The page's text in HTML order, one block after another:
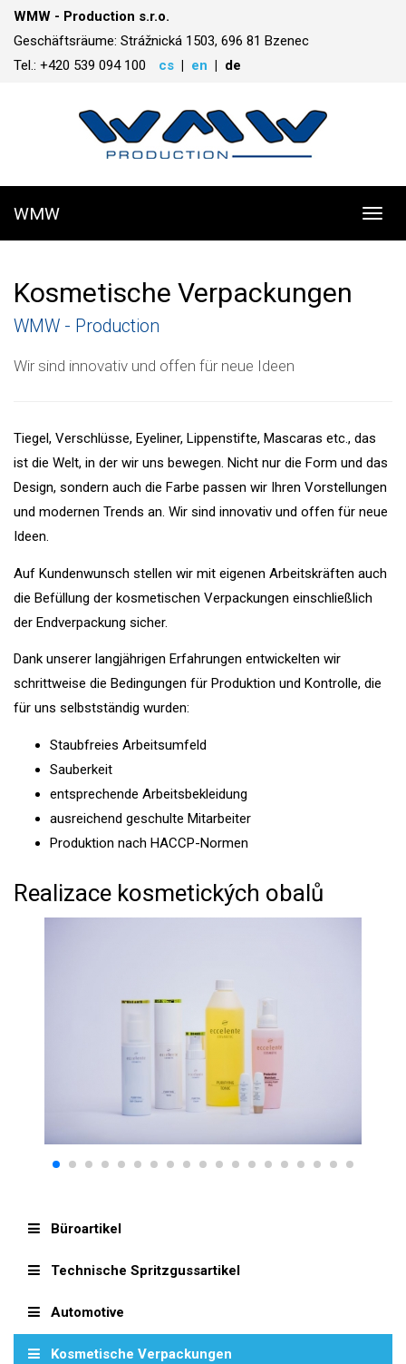
WMW - Production s.r.o.
Geschäftsräume: Strážnická 1503, 696 81 Bzenec
Tel.: +420 539 094 100
cs en de
WMW
Kosmetische Verpackungen
WMW - Production
Wir sind innovativ und offen für neue Ideen
Tiegel, Verschlüsse, Eyeliner, Lippenstifte, Mascaras etc., das
ist die Welt, in der wir uns bewegen. Nicht nur die Form und das
Design, sondern auch die Farbe passen wir Ihren Vorstellungen
und modernen Trends an. Wir sind innovativ und offen für neue
Ideen.
Auf Kundenwunsch stellen wir mit eigenen Arbeitskräften auch
die Befüllung der kosmetischen Verpackungen einschließlich
der Endverpackung sicher.
Dank unserer langjährigen Erfahrungen entwickelten wir
schrittweise die Bedingungen für Produktion und Kontrolle, die
für uns selbstständig wurden:
Staubfreies Arbeitsumfeld
Sauberkeit
entsprechende Arbeitsbekleidung
ausreichend geschulte Mitarbeiter
Produktion nach HACCP-Normen
Realizace kosmetických obalů
Büroartikel
Technische Spritzgussartikel
Automotive
Kosmetische Verpackungen